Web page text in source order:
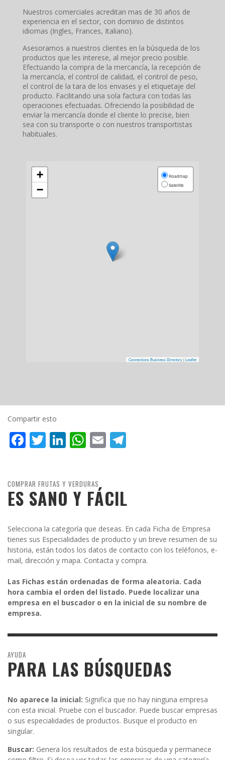
Nuestros comerciales acreditan mas de 30 años de
experiencia en el sector, con dominio de distintos
idiomas (Ingles, Frances, Italiano).
Asesoramos a nuestros clientes en la búsqueda de los
productos que les interese, al mejor precio posible.
Efectuando la compra de la mercancía, la recepción de
la mercancía, el control de calidad, el control de peso,
el control de la tara de los envases y el etiquetaje del
producto. Facilitando una sola factura con todas las
operaciones efectuadas. Ofreciendo la posibilidad de
enviar la mercancía donde el cliente lo precise, bien
sea con su transporte o con nuestros transportistas
habituales.
+
−
Roadmap
Satellite
Connections Business Directory|Leaflet
Compartir esto
Facebook
Twitter
LinkedIn
WhatsApp
Email
COMPRAR FRUTAS Y VERDURAS
ES SANO Y FÁCIL
Selecciona la categoría que deseas. En cada Ficha de Empresa
tienes sus Especialidades de producto y un breve resumen de su
historia, están todos los datos de contacto con los teléfonos, e-
mail, dirección y mapa. Contacta y compra.
Las Fichas están ordenadas de forma aleatoria. Cada
hora cambia el orden del listado. Puede localizar una
empresa en el buscador o en la inicial de su nombre de
empresa.
AYUDA
PARA LAS BÚSQUEDAS
No aparece la inicial: Significa que no hay ninguna empresa
con esta inicial. Pruebe con el buscador. Puede buscar empresas
o sus especialidades de productos. Busque el producto en
singular.
Buscar: Genera los resultados de esta búsqueda y permanece